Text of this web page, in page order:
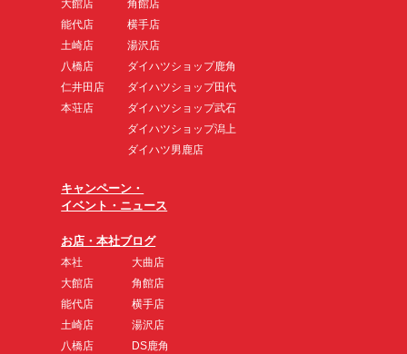
大館店
能代店
土崎店
八橋店
仁井田店
本荘店
角館店
横手店
湯沢店
ダイハツショップ鹿角
ダイハツショップ田代
ダイハツショップ武石
ダイハツショップ潟上
ダイハツ男鹿店
キャンペーン・
イベント・ニュース
お店・本社ブログ
本社
大館店
能代店
土崎店
八橋店
大曲店
角館店
横手店
湯沢店
DS鹿角